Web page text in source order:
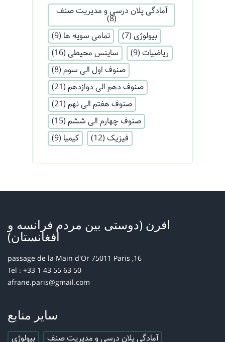
آمادگی پلان درسی و مدیریت صنف
(8)
بیولوژی (7) تمامی سویه ها (9)
ریاضیات (9) ساینس محیطی (16)
صنوف اول الی سوم (8)
صنوف دهم الی دوازدهم (21)
صنوف هفتم الی نهم (21)
صنوف چهارم الی ششم (15)
فیزیک (12) کیمیا (9)
افرن (دوستی بین مردم فرانسه و
افغانستان)
16, passage de la Main d'Or 75011 Paris
Tel : +33 1 43 55 63 50
afrane.paris@gmail.com
سایر منابع
آمادگی پلان درسی و مدیریت صنف بیولوژی